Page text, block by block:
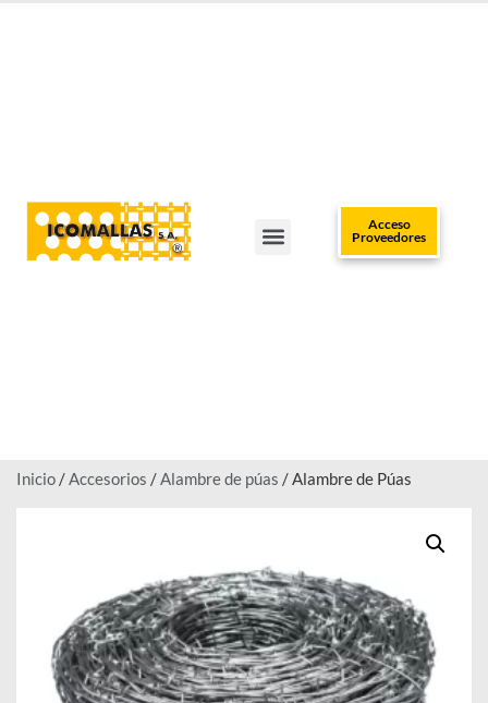
Acceso
Proveedores
Inicio /Accesorios /Alambre de púas / Alambre de Púas